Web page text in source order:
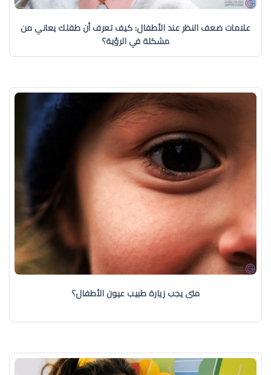
علامات ضعف النظر عند الأطفال: كيف تعرف أن طفلك يعاني من
مشكلة في الرؤية؟
متى يجب زيارة طبيب عيون الأطفال؟